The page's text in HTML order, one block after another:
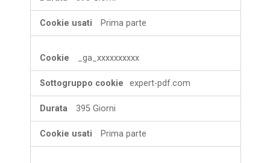
Prima parte
_ga_xxxxxxxxxx
expert-pdf.com
395 Giorni
Prima parte